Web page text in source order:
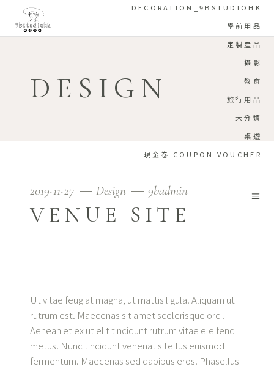
DECORATION_9BSTUDIOHK
學前用品
定製產品
攝影
教育
旅行用品
未分類
桌遊
現金卷 COUPON VOUCHER
DESIGN
2019-11-27 Design 9badmin
VENUE SITE
Ut vitae feugiat magna, ut mattis ligula. Aliquam ut
rutrum est. Maecenas sit amet scelerisque orci.
Aenean et ex ut elit tincidunt rutrum vitae eleifend
metus. Nunc tincidunt venenatis tellus euismod
fermentum. Maecenas sed dapibus eros. Phasellus